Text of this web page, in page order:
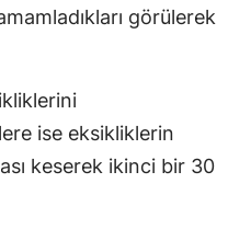
görülerek
ise eksikliklerin
keserek ikinci bir 30